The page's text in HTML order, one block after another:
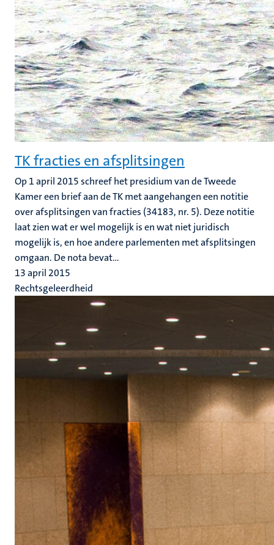
TK fracties en afsplitsingen
Op 1 april 2015 schreef het presidium van de Tweede
Kamer een brief aan de TK met aangehangen een notitie
over afsplitsingen van fracties (34183, nr. 5). Deze notitie
laat zien wat er wel mogelijk is en wat niet juridisch
mogelijk is, en hoe andere parlementen met afsplitsingen
omgaan. De nota bevat...
13 april 2015
Rechtsgeleerdheid